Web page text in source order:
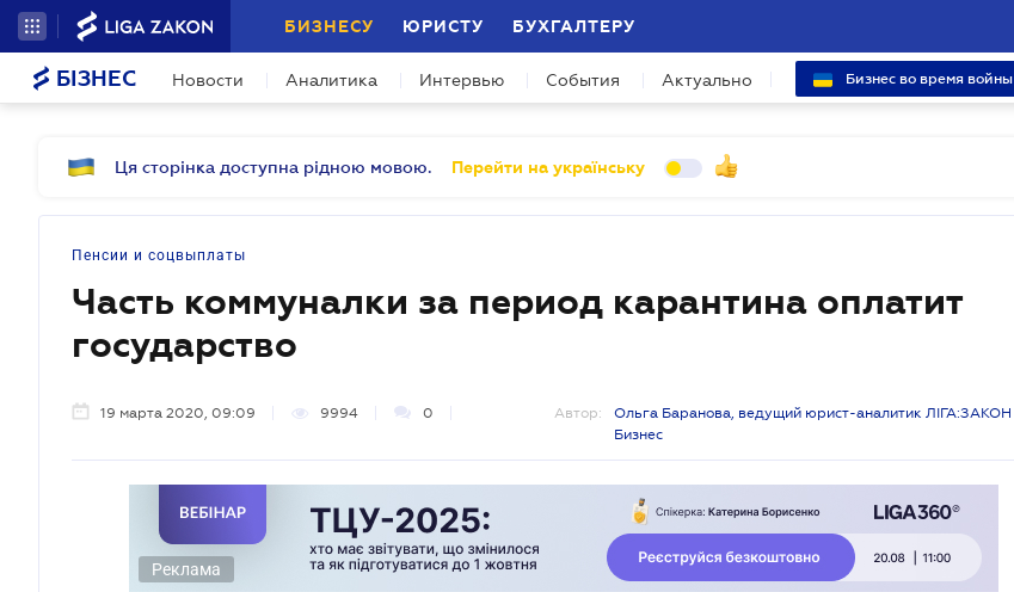
БИЗНЕСУ ЮРИСТУ БУХГАЛТЕРУ
БІЗНЕС Новости Аналитика Интервью События Актуально Бизнес во время войны
Ця сторінка доступна рідною мовою. Перейти на українську
Пенсии и соцвыплаты
Часть коммуналки за период карантина оплатит
государство
19 марта 2020, 09:09 9994 0 Автор:
Ольга Баранова, ведущий юрист-аналитик ЛІГА:ЗАКОН
Бизнес
Реклама